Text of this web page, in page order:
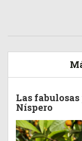
Las
Níspero